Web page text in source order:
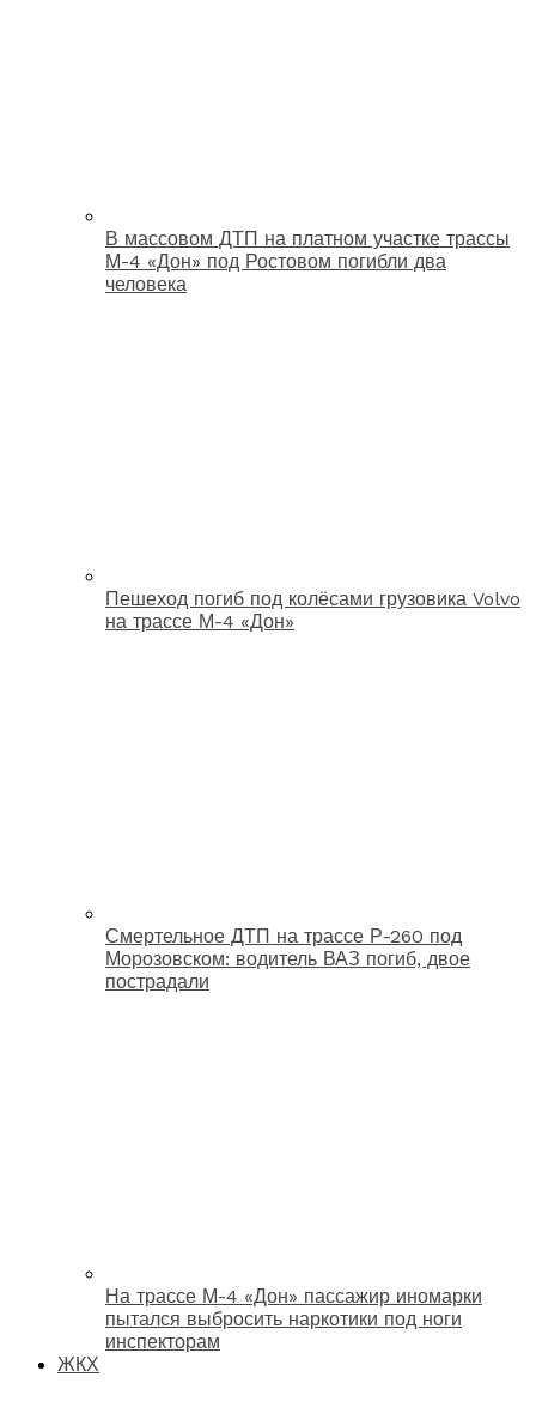
В массовом ДТП на платном участке трассы
М-4 «Дон» под Ростовом погибли два
человека
Пешеход погиб под колёсами грузовика Volvo
на трассе М-4 «Дон»
Смертельное ДТП на трассе Р-260 под
Морозовском: водитель ВАЗ погиб, двое
пострадали
На трассе М-4 «Дон» пассажир иномарки
пытался выбросить наркотики под ноги
инспекторам
ЖКХ